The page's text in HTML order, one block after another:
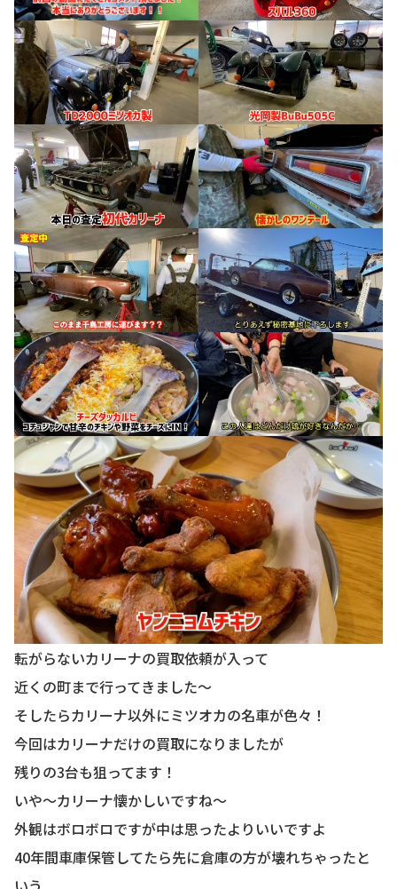
転がらないカリーナの買取依頼が入って
近くの町まで行ってきました〜
そしたらカリーナ以外にミツオカの名車が色々！
今回はカリーナだけの買取になりましたが
残りの3台も狙ってます！
いや〜カリーナ懐かしいですね〜
外観はボロボロですが中は思ったよりいいですよ
40年間車庫保管してたら先に倉庫の方が壊れちゃったと